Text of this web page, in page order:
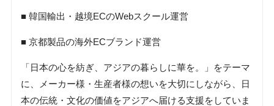
■ 韓国輸出・越境ECのWebスクール運営
■ 京都製品の海外ECブランド運営
「日本の心を紡ぎ、アジアの暮らしに華を。」をテーマ
に、メーカー様・生産者様の想いを大切にしながら、日
本の伝統・文化の価値をアジアへ届ける支援をしていま